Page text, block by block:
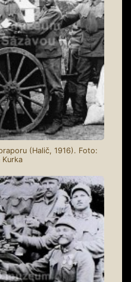
(Halič, 1916). Foto:
Kurka